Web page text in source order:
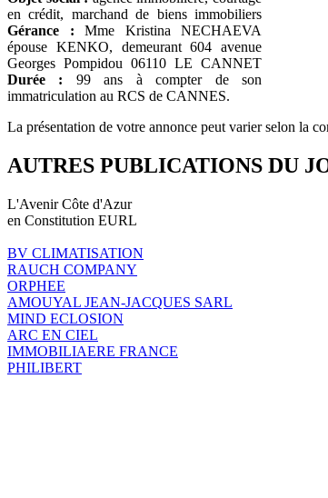
en crédit, marchand de biens immobiliers
Gérance : Mme Kristina NECHAEVA
épouse KENKO, demeurant 604 avenue
Georges Pompidou 06110 LE CANNET
Durée : 99 ans à compter de son
immatriculation au RCS de CANNES.
La présentation de votre annonce peut varier selon la
AUTRES PUBLICATIONS DU
L'Avenir Côte d'Azur
en Constitution EURL
BV CLIMATISATION
RAUCH COMPANY
ORPHEE
AMOUYAL JEAN-JACQUES SARL
MIND ECLOSION
ARC EN CIEL
IMMOBILIAERE FRANCE
PHILIBERT